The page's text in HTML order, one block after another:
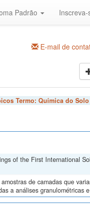
Padrão Inscreva-
E-mail de
Termo: Química do Solo
of the First International
de camadas que
a análises granulométricas